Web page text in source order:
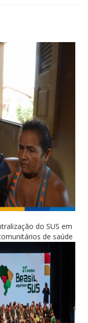
do SUS em
de saúde